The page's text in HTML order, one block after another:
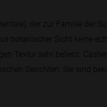
der zur Familie der
botanischer Sicht keine
Textur sehr beliebt.
Gerichten. Sie sind